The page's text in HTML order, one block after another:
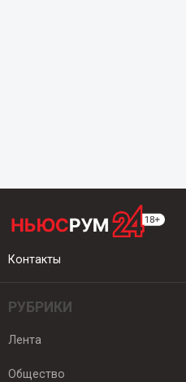
Контакты
РУБРИКИ
Лента
Общество